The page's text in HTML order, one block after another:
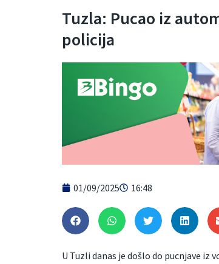
Tuzla: Pucao iz
policija
01/09/2025 16:48
U Tuzli danas je došlo do pucnjave iz